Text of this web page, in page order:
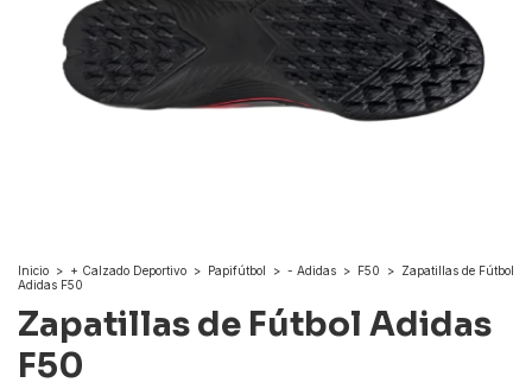
Inicio > + Calzado Deportivo > Papifútbol > - Adidas > F50 > Zapatillas de Fútbol
Adidas F50
Zapatillas de Fútbol Adidas
F50